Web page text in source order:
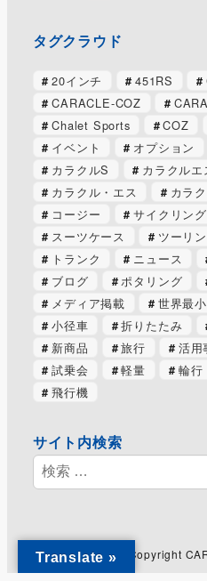
タグクラウド
20インチ 451RS
CARACLE-COZ
Chalet Sports
COZ
イベント
オプション
カラクルS
カラクルエ
カラクル・エス
カラ
コージー
サイクリング
スーツケース
ツーリ
トランク
ニュース
ブログ
ポタリング
メディア掲載
世界最小
小径車
折りたたみ
新商品
旅行 活用
試乗会
軽量 輪行
飛行機
サイト内検索
検
索
Copyright
Translate »